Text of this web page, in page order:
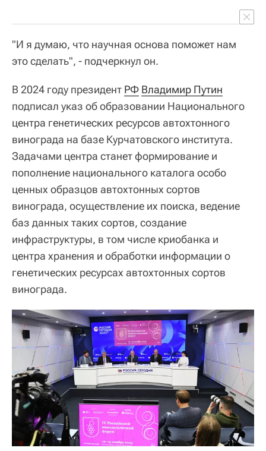
"И я думаю, что научная основа поможет нам
это сделать", - подчеркнул он.
В 2024 году президент РФ Владимир Путин
подписал указ об образовании Национального
центра генетических ресурсов автохтонного
винограда на базе Курчатовского института.
Задачами центра станет формирование и
пополнение национального каталога особо
ценных образцов автохтонных сортов
винограда, осуществление их поиска, ведение
баз данных таких сортов, создание
инфраструктуры, в том числе криобанка и
центра хранения и обработки информации о
генетических ресурсах автохтонных сортов
винограда.